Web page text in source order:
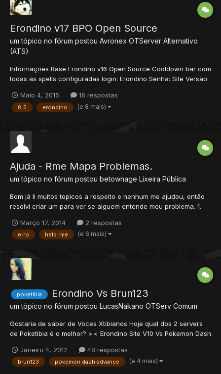
Erondino v17 BPO Open Source
um tópico no fórum postou Avronex OTServer Alternativo
(ATS)
Informações Base Erondino v16 Open Source Cooldown bar com
todas as spells configuradas login: Erondino Senha: Site Versão:
Créditos: Brun123 Erondino Aberos Valakinhas (Valakas) Avronex
Maio 4, 2015 16 respostas
8.5 erondino (e 8 mais)
Ajuda - Rme Mapa Problemas.
um tópico no fórum postou betownage Lixeira Pública
Bom já li muitos topicos a respeito e nenhum me ajudou, então
resolvi criar um para ver se alguem entende meu problema. 1.
dele. eu coloco a .spr e .dat na pasta do tibia8.54 e acontece
isso. e logo em seguida esse .... al...
Março 17, 2014 2 respostas
erro help rme (e 6 mais)
poketibia Erondino Vs Brun123
um tópico no fórum postou LucasNakano OTServ Comum
Gostaria de saber de Voces Xtibianos Hoje qual dos 2 servers
de Poketibia é o melhor? >.< Erondino Site V10 Vs Pokemon Dash
[download]http://www.4shared.c...ndino_Site.html[/download] --
Scan -- Site+In...
Janeiro 4, 2012 48 respostas
brun123 pokemon dash advance (e 4 mais)